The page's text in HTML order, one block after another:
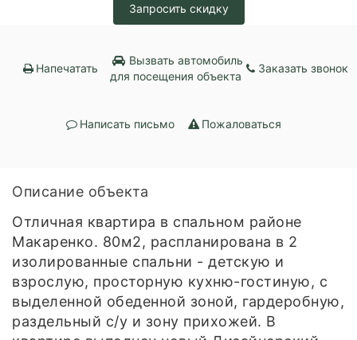
Запросить скидку
Напечатать
Вызвать автомобиль
для посещения объекта
Заказать звонок
Написать письмо Пожаловаться
Описание объекта
Отличная квартира в спальном районе
Макаренко. 80м2, распланирована в 2
изолированные спальни - детскую и
взрослую, просторную кухню-гостиную, с
выделенной обеденной зоной, гардеробную,
раздельный с/у и зону прихожей. В